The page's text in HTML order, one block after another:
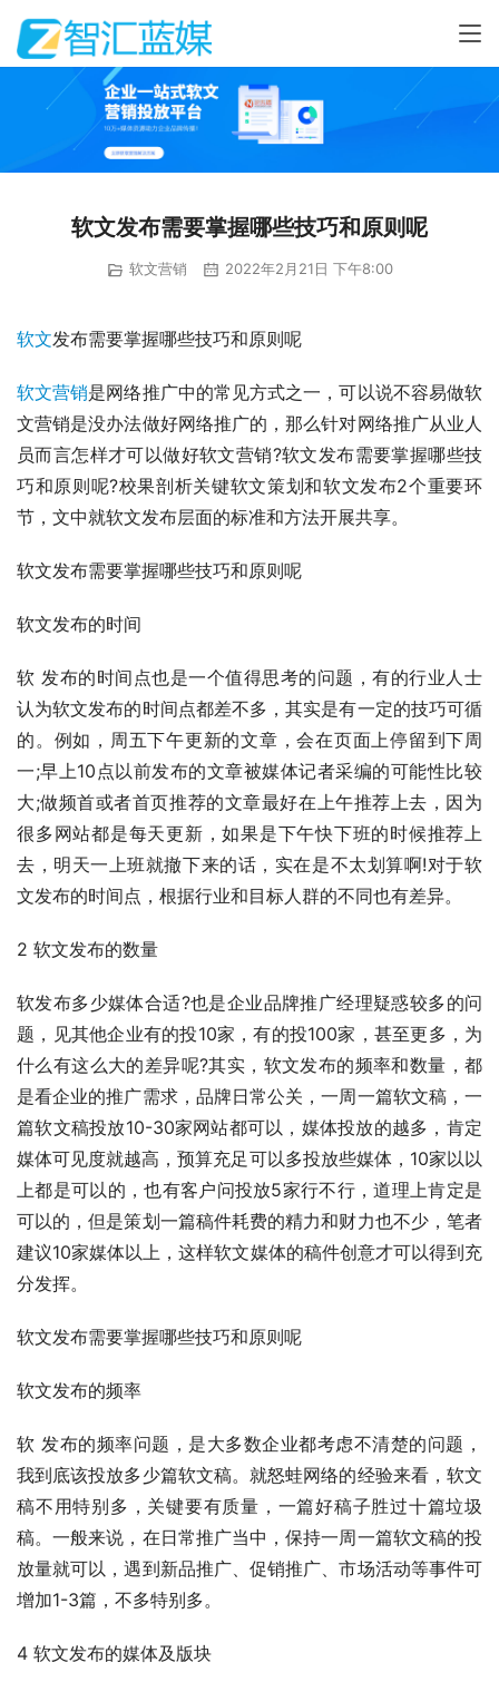
软文发布需要掌握哪些技巧和原则呢
软文营销 2022年2月21日 下午8:00
软文发布需要掌握哪些技巧和原则呢
软文营销是网络推广中的常见方式之一，可以说不容易做软
文营销是没办法做好网络推广的，那么针对网络推广从业人
员而言怎样才可以做好软文营销?软文发布需要掌握哪些技
巧和原则呢?校果剖析关键软文策划和软文发布2个重要环
节，文中就软文发布层面的标准和方法开展共享。
软文发布需要掌握哪些技巧和原则呢
软文发布的时间
软 发布的时间点也是一个值得思考的问题，有的行业人士
认为软文发布的时间点都差不多，其实是有一定的技巧可循
的。例如，周五下午更新的文章，会在页面上停留到下周
一;早上10点以前发布的文章被媒体记者采编的可能性比较
大;做频首或者首页推荐的文章最好在上午推荐上去，因为
很多网站都是每天更新，如果是下午快下班的时候推荐上
去，明天一上班就撤下来的话，实在是不太划算啊!对于软
文发布的时间点，根据行业和目标人群的不同也有差异。
2 软文发布的数量
软发布多少媒体合适?也是企业品牌推广经理疑惑较多的问
题，见其他企业有的投10家，有的投100家，甚至更多，为
什么有这么大的差异呢?其实，软文发布的频率和数量，都
是看企业的推广需求，品牌日常公关，一周一篇软文稿，一
篇软文稿投放10-30家网站都可以，媒体投放的越多，肯定
媒体可见度就越高，预算充足可以多投放些媒体，10家以以
上都是可以的，也有客户问投放5家行不行，道理上肯定是
可以的，但是策划一篇稿件耗费的精力和财力也不少，笔者
建议10家媒体以上，这样软文媒体的稿件创意才可以得到充
分发挥。
软文发布需要掌握哪些技巧和原则呢
软文发布的频率
软 发布的频率问题，是大多数企业都考虑不清楚的问题，
我到底该投放多少篇软文稿。就怒蛙网络的经验来看，软文
稿不用特别多，关键要有质量，一篇好稿子胜过十篇垃圾
稿。一般来说，在日常推广当中，保持一周一篇软文稿的投
放量就可以，遇到新品推广、促销推广、市场活动等事件可
增加1-3篇，不多特别多。
4 软文发布的媒体及版块